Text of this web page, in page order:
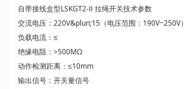
接点形式：双断点（I常开I常闭）
环境温度：-40-+60℃
相对温度：不大于90
自带接线盒型LSKGT2-Ⅱ 拉绳开关技术参数
交流电压：220V&plun;15（电压范围：190V~250V）
负载电流：≤
绝缘电阻：>500MΩ
动作检测距离：≤10mm
输出信号：开关量信号